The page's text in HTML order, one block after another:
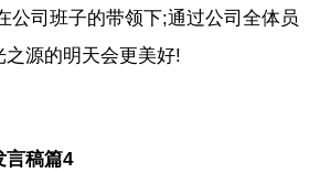
公司班子的带领下;通过公司全体员
源的明天会更美好!
言稿篇4